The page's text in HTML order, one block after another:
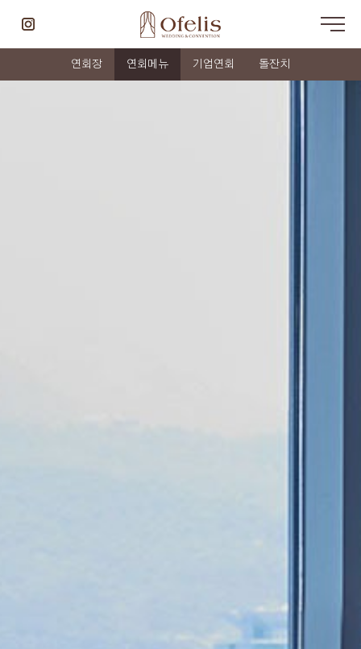
연회장 연회메뉴 기업연회 돌잔치